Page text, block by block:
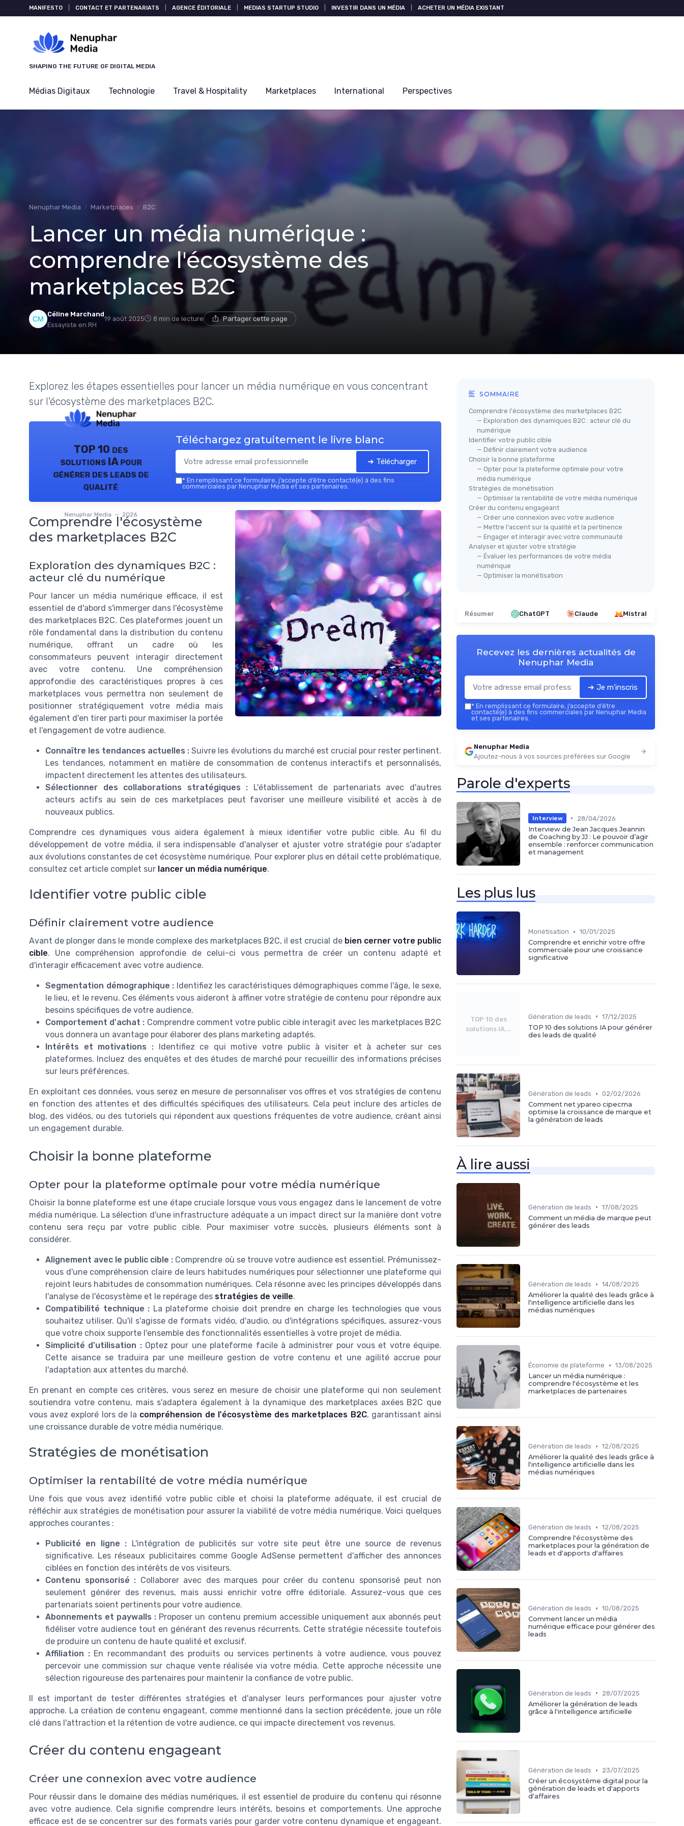
MANIFESTO CONTACT ET PARTENARIATS AGENCE ÉDITORIALE MEDIAS STARTUP STUDIO INVESTIR DANS UN MÉDIA ACHETER UN MÉDIA EXISTANT
SHAPING THE FUTURE OF DIGITAL MEDIA
Médias Digitaux Technologie Travel & Hospitality Marketplaces International Perspectives
Nenuphar Media Marketplaces B2C
Lancer un média numérique :
comprendre l'écosystème des
marketplaces B2C
Céline Marchand
Essayiste en RH
19 août 2025 8 min de lecture Partager cette page
Explorez les étapes essentielles pour lancer un média numérique en vous concentrant
sur l'écosystème des marketplaces B2C.
TOP 10 des
solutions IA pour
générer des leads de
qualité
Nenuphar Media — 2026
Téléchargez gratuitement le livre blanc
➔ Télécharger
* En remplissant ce formulaire, j’accepte d’être contacté(e) à des fins
commerciales par Nenuphar Media et ses partenaires.
Comprendre l'écosystème
des marketplaces B2C
Exploration des dynamiques B2C :
acteur clé du numérique
Pour lancer un média numérique efficace, il est
essentiel de d'abord s'immerger dans l'écosystème
des marketplaces B2C. Ces plateformes jouent un
rôle fondamental dans la distribution du contenu
numérique, offrant un cadre où les
consommateurs peuvent interagir directement
avec votre contenu. Une compréhension
approfondie des caractéristiques propres à ces
marketplaces vous permettra non seulement de
positionner stratégiquement votre média mais
également d'en tirer parti pour maximiser la portée
et l'engagement de votre audience.
Connaître les tendances actuelles : Suivre les évolutions du marché est crucial pour rester pertinent.
Les tendances, notamment en matière de consommation de contenus interactifs et personnalisés,
impactent directement les attentes des utilisateurs.
Sélectionner des collaborations stratégiques : L'établissement de partenariats avec d'autres
acteurs actifs au sein de ces marketplaces peut favoriser une meilleure visibilité et accès à de
nouveaux publics.
Comprendre ces dynamiques vous aidera également à mieux identifier votre public cible. Au fil du
développement de votre média, il sera indispensable d'analyser et ajuster votre stratégie pour s'adapter
aux évolutions constantes de cet écosystème numérique. Pour explorer plus en détail cette problématique,
consultez cet article complet sur lancer un média numérique.
Identifier votre public cible
Définir clairement votre audience
Avant de plonger dans le monde complexe des marketplaces B2C, il est crucial de bien cerner votre public
cible. Une compréhension approfondie de celui-ci vous permettra de créer un contenu adapté et
d'interagir efficacement avec votre audience.
Segmentation démographique : Identifiez les caractéristiques démographiques comme l'âge, le sexe,
le lieu, et le revenu. Ces éléments vous aideront à affiner votre stratégie de contenu pour répondre aux
besoins spécifiques de votre audience.
Comportement d'achat : Comprendre comment votre public cible interagit avec les marketplaces B2C
vous donnera un avantage pour élaborer des plans marketing adaptés.
Intérêts et motivations :
Identifiez ce qui motive votre public à visiter et à acheter sur ces
plateformes. Incluez des enquêtes et des études de marché pour recueillir des informations précises
sur leurs préférences.
En exploitant ces données, vous serez en mesure de personnaliser vos offres et vos stratégies de contenu
en fonction des attentes et des difficultés spécifiques des utilisateurs. Cela peut inclure des articles de
blog, des vidéos, ou des tutoriels qui répondent aux questions fréquentes de votre audience, créant ainsi
un engagement durable.
Choisir la bonne plateforme
Opter pour la plateforme optimale pour votre média numérique
Choisir la bonne plateforme est une étape cruciale lorsque vous vous engagez dans le lancement de votre
média numérique. La sélection d'une infrastructure adéquate a un impact direct sur la manière dont votre
contenu sera reçu par votre public cible. Pour maximiser votre succès, plusieurs éléments sont à
considérer.
Alignement avec le public cible : Comprendre où se trouve votre audience est essentiel. Prémunissez-
vous d'une compréhension claire de leurs habitudes numériques pour sélectionner une plateforme qui
rejoint leurs habitudes de consommation numériques. Cela résonne avec les principes développés dans
l'analyse de l'écosystème et le repérage des stratégies de veille.
Compatibilité technique : La plateforme choisie doit prendre en charge les technologies que vous
souhaitez utiliser. Qu'il s'agisse de formats vidéo, d'audio, ou d'intégrations spécifiques, assurez-vous
que votre choix supporte l'ensemble des fonctionnalités essentielles à votre projet de média.
Simplicité d'utilisation :Optez pour une plateforme facile à administrer pour vous et votre équipe.
Cette aisance se traduira par une meilleure gestion de votre contenu et une agilité accrue pour
l'adaptation aux attentes du marché.
En prenant en compte ces critères, vous serez en mesure de choisir une plateforme qui non seulement
soutiendra votre contenu, mais s'adaptera également à la dynamique des marketplaces axées B2C que
vous avez exploré lors de la compréhension de l'écosystème des marketplaces B2C, garantissant ainsi
une croissance durable de votre média numérique.
Stratégies de monétisation
Optimiser la rentabilité de votre média numérique
Une fois que vous avez identifié votre public cible et choisi la plateforme adéquate, il est crucial de
réfléchir aux stratégies de monétisation pour assurer la viabilité de votre média numérique. Voici quelques
approches courantes :
Publicité en ligne : L'intégration de publicités sur votre site peut être une source de revenus
significative. Les réseaux publicitaires comme Google AdSense permettent d'afficher des annonces
ciblées en fonction des intérêts de vos visiteurs.
Contenu sponsorisé : Collaborer avec des marques pour créer du contenu sponsorisé peut non
seulement générer des revenus, mais aussi enrichir votre offre éditoriale. Assurez-vous que ces
partenariats soient pertinents pour votre audience.
Abonnements et paywalls : Proposer un contenu premium accessible uniquement aux abonnés peut
fidéliser votre audience tout en générant des revenus récurrents. Cette stratégie nécessite toutefois
de produire un contenu de haute qualité et exclusif.
Affiliation :En recommandant des produits ou services pertinents à votre audience, vous pouvez
percevoir une commission sur chaque vente réalisée via votre média. Cette approche nécessite une
sélection rigoureuse des partenaires pour maintenir la confiance de votre public.
Il est important de tester différentes stratégies et d'analyser leurs performances pour ajuster votre
approche. La création de contenu engageant, comme mentionné dans la section précédente, joue un rôle
clé dans l'attraction et la rétention de votre audience, ce qui impacte directement vos revenus.
Créer du contenu engageant
Créer une connexion avec votre audience
Pour réussir dans le domaine des médias numériques, il est essentiel de produire du contenu qui résonne
avec votre audience. Cela signifie comprendre leurs intérêts, besoins et comportements. Une approche
efficace est de se concentrer sur des formats variés pour garder votre contenu dynamique et engageant.
SOMMAIRE
Comprendre l'écosystème des marketplaces B2C
— Exploration des dynamiques B2C : acteur clé du
numérique
Identifier votre public cible
— Définir clairement votre audience
Choisir la bonne plateforme
— Opter pour la plateforme optimale pour votre
média numérique
Stratégies de monétisation
— Optimiser la rentabilité de votre média numérique
Créer du contenu engageant
— Créer une connexion avec votre audience
— Mettre l'accent sur la qualité et la pertinence
— Engager et interagir avec votre communauté
Analyser et ajuster votre stratégie
— Évaluer les performances de votre média
numérique
— Optimiser la monétisation
Résumer ChatGPT Claude Mistral
Recevez les dernières actualités de
Nenuphar Media
➔ Je m'inscris
* En remplissant ce formulaire, j’accepte d’être
contacté(e) à des fins commerciales par Nenuphar Media
et ses partenaires.
Nenuphar Media
Ajoutez-nous à vos sources préférées sur Google
Parole d'experts
Interview •
28/04/2026
Interview de Jean Jacques Jeannin
de Coaching by JJ : Le pouvoir d’agir
ensemble : renforcer communication
et management
Les plus lus
Monétisation • 10/01/2025
Comprendre et enrichir votre offre
commerciale pour une croissance
significative
TOP 10 des
solutions IA...
Génération de leads • 17/12/2025
TOP 10 des solutions IA pour générer
des leads de qualité
Génération de leads • 02/02/2026
Comment net ypareo cipecma
optimise la croissance de marque et
la génération de leads
À lire aussi
Génération de leads • 17/08/2025
Comment un média de marque peut
générer des leads
Génération de leads • 14/08/2025
Améliorer la qualité des leads grâce à
l'intelligence artificielle dans les
médias numériques
Économie de plateforme • 13/08/2025
Lancer un média numérique :
comprendre l'écosystème et les
marketplaces de partenaires
Génération de leads • 12/08/2025
Améliorer la qualité des leads grâce à
l'intelligence artificielle dans les
médias numériques
Génération de leads • 12/08/2025
Comprendre l'écosystème des
marketplaces pour la génération de
leads et d'apports d'affaires
Génération de leads • 10/08/2025
Comment lancer un média
numérique efficace pour générer des
leads
Génération de leads •
28/07/2025
Améliorer la génération de leads
grâce à l'intelligence artificielle
Génération de leads •
23/07/2025
Créer un écosystème digital pour la
génération de leads et d'apports
d'affaires
Panneau de gestion des cookies